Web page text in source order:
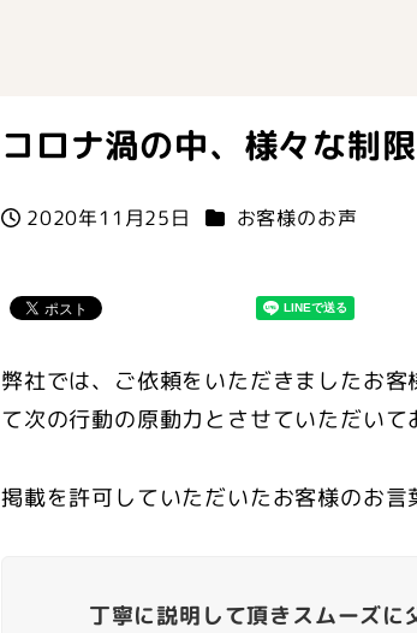
コロナ渦の中、様々な制
投稿日
2020年11月25日 カテゴリー
お客様のお声
弊社では、ご依頼をいただきましたお
て次の行動の原動力とさせていただい
掲載を許可していただいたお客様のお言
丁寧に説明して頂きスムーズ